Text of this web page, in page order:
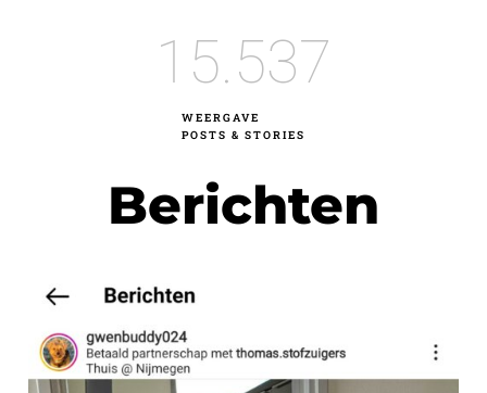
WEERGAVE
POSTS & STORIES
15.537
Berichten